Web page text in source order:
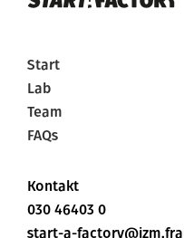
Start
Lab
Team
FAQs
Kontakt
030 46403 0
start-a-